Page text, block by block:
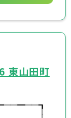
東山田町